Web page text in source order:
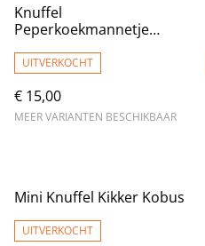
Knuffel
Peperkoekmannetje
UITVERKOCHT
€ 15,00
MEER VARIANTEN BESCHIKBAAR
Mini Knuffel Kikker Kobus
UITVERKOCHT